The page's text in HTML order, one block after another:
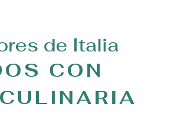
de Italia
CON